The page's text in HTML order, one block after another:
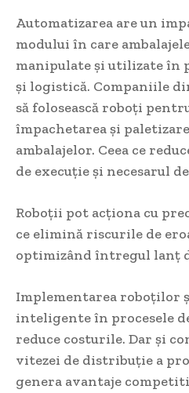
Automatizarea are un
modului în care
manipulate și utilizate în
și logistică. Companiile
să folosească roboți
împachetarea și
ambalajelor. Ceea ce
de execuție și necesarul
Roboții pot acționa cu
ce elimină riscurile de
optimizând întregul lanț
Implementarea roboților
inteligente în procesele
reduce costurile. Dar și
vitezei de distribuție a
genera avantaje